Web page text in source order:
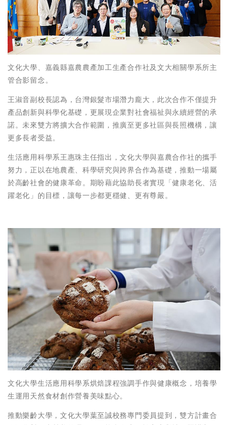
文化大學、嘉義縣嘉農農產加工生產合作社及文大相關學系所主
管合影留念。
王淑音副校長認為，台灣銀髮市場潛力龐大，此次合作不僅提升
產品創新與科學化基礎，更展現企業對社會福祉與永續經營的承
諾。未來雙方將擴大合作範圍，推廣至更多社區與長照機構，讓
更多長者受益。
生活應用科學系王惠珠主任指出，文化大學與嘉農合作社的攜手
努力，正以在地農產、科學研究與跨界合作為基礎，推動一場屬
於高齡社會的健康革命。期盼藉此協助長者實現「健康老化、活
躍老化」的目標，讓每一步都更穩健、更有尊嚴。
文化大學生活應用科學系烘焙課程強調手作與健康概念，培養學
生運用天然食材創作營養美味點心。
推動樂齡大學，文化大學葉至誠校務專門委員提到，雙方計畫合